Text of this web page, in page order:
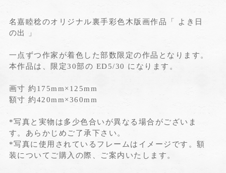
名嘉睦稔のオリジナル裏手彩色木版画作品「 よき日
の出 」
一点ずつ作家が着色した部数限定の作品となります。
本作品は、限定30部の ED5/30 になります。
画寸 約175mm×125mm
額寸 約420mm×360mm
*写真と実物は多少色合いが異なる場合がございま
す。あらかじめご了承下さい。
*写真に使用されているフレームはイメージです。額
装についてご購入の際、ご案内いたします。